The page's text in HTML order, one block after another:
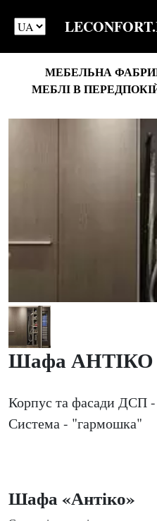
МЕБЕЛЬНА
МЕБЛІ В
Шафа АНТІКО
Корпус та фасади ДСП
Система - "гармошка"
Шафа «Антіко»